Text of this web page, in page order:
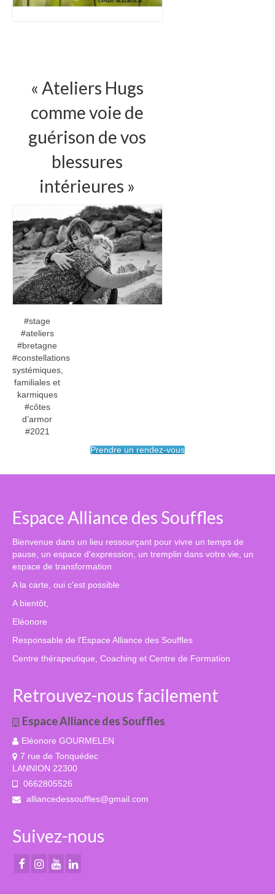
Agenda 2026
« Ateliers Hugs
comme voie de
guérison de vos
blessures
intérieures »
#stage
#ateliers
#bretagne
#constellations
systémiques,
familiales et
karmiques
#côtes
d’armor
#2021
Prendre un rendez-vous
Espace Alliance des Souffles
Bienvenue dans un lieu ressourçant pour vivre un temps de
pause, un espace d'expression, un tremplin dans votre vie, un
espace de transformation
A la carte, oui c'est possible
A bientôt,
Eléonore
Responsable de l'Espace Alliance des Souffles
Centre thérapeutique, Coaching et Centre de Formation
Retrouvez-nous facilement
Espace Alliance des Souffles
Eléonore GOURMELEN
7 rue de Tonquédec
LANNION 22300
0662805526
alliancedessouffles@gmail.com
Suivez-nous